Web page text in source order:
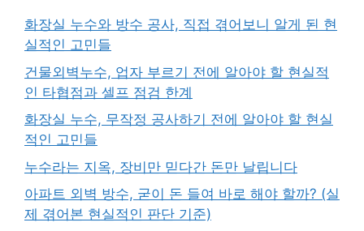
화장실 누수와 방수 공사, 직접 겪어보니 알게 된 현
실적인 고민들
건물외벽누수, 업자 부르기 전에 알아야 할 현실적
인 타협점과 셀프 점검 한계
화장실 누수, 무작정 공사하기 전에 알아야 할 현실
적인 고민들
누수라는 지옥, 장비만 믿다간 돈만 날립니다
아파트 외벽 방수, 굳이 돈 들여 바로 해야 할까? (실
제 겪어본 현실적인 판단 기준)